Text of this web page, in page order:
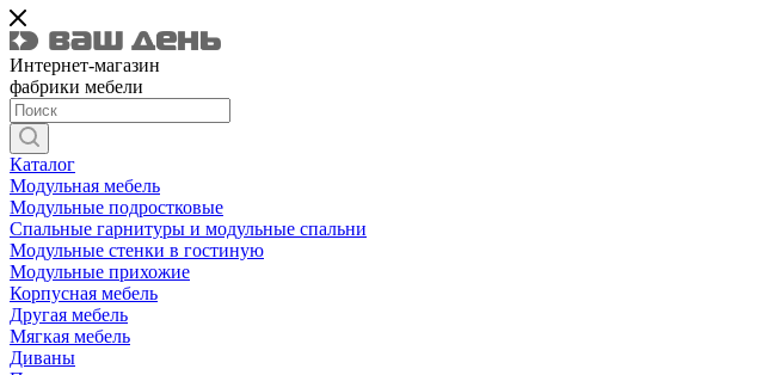
Интернет-магазин
фабрики мебели
Каталог
Модульная мебель
Модульные подростковые
Спальные гарнитуры и модульные спальни
Модульные стенки в гостиную
Модульные прихожие
Корпусная мебель
Другая мебель
Мягкая мебель
Диваны